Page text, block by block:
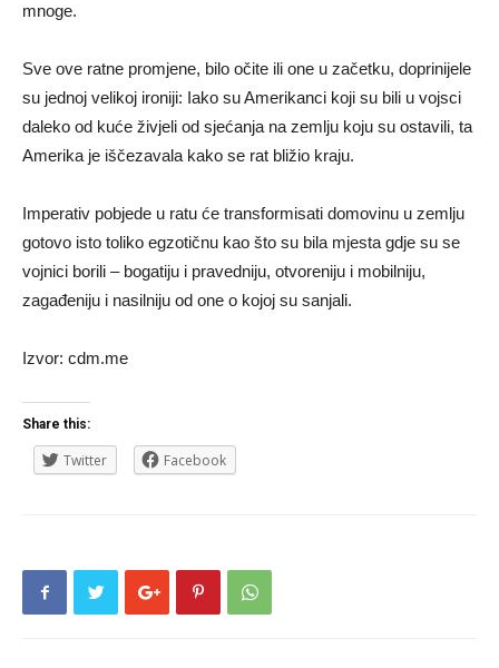
mnoge.
Sve ove ratne promjene, bilo očite ili one u začetku, doprinijele
su jednoj velikoj ironiji: Iako su Amerikanci koji su bili u vojsci
daleko od kuće živjeli od sjećanja na zemlju koju su ostavili, ta
Amerika je iščezavala kako se rat bližio kraju.
Imperativ pobjede u ratu će transformisati domovinu u zemlju
gotovo isto toliko egzotičnu kao što su bila mjesta gdje su se
vojnici borili – bogatiju i pravedniju, otvoreniju i mobilniju,
zagađeniju i nasilniju od one o kojoj su sanjali.
Izvor: cdm.me
Share this:
Twitter Facebook